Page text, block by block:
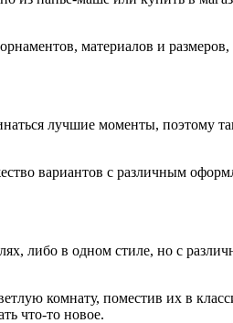
материалов и
лучшие моменты, поэтому
вариантов с различным
либо в одном стиле, но с
комнату, поместив их в
что-то новое.